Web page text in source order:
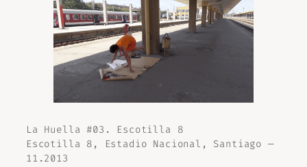
La Huella #03. Escotilla 8
Escotilla 8, Estadio Nacional, Santiago —
11.2013